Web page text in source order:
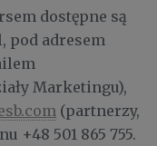
dostępne są
pod adresem
Marketingu),
(partnerzy,
+48 501 865 755.